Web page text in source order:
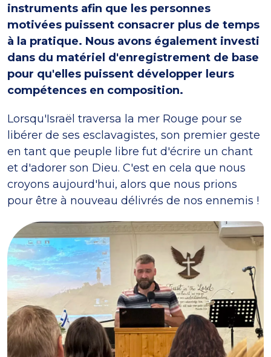
instruments afin que les personnes
motivées puissent consacrer plus de temps
à la pratique. Nous avons également investi
dans du matériel d'enregistrement de base
pour qu'elles puissent développer leurs
compétences en composition.
Lorsqu'Israël traversa la mer Rouge pour se
libérer de ses esclavagistes, son premier geste
en tant que peuple libre fut d'écrire un chant
et d'adorer son Dieu. C'est en cela que nous
croyons aujourd'hui, alors que nous prions
pour être à nouveau délivrés de nos ennemis !